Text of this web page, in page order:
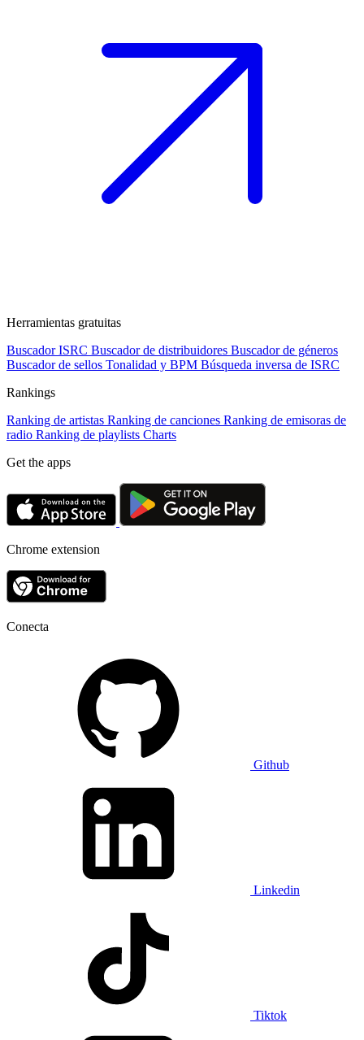
Herramientas gratuitas
Buscador ISRC Buscador de distribuidores Buscador de géneros
Buscador de sellos Tonalidad y BPM Búsqueda inversa de ISRC
Rankings
Ranking de artistas Ranking de canciones Ranking de emisoras de
radio Ranking de playlists Charts
Get the apps
Chrome extension
Conecta
Github
Linkedin
Tiktok